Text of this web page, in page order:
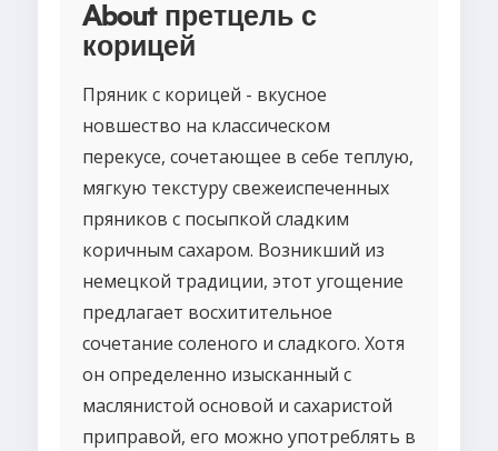
About претцель с
корицей
Пряник с корицей - вкусное
новшество на классическом
перекусе, сочетающее в себе теплую,
мягкую текстуру свежеиспеченных
пряников с посыпкой сладким
коричным сахаром. Возникший из
немецкой традиции, этот угощение
предлагает восхитительное
сочетание соленого и сладкого. Хотя
он определенно изысканный с
маслянистой основой и сахаристой
приправой, его можно употреблять в